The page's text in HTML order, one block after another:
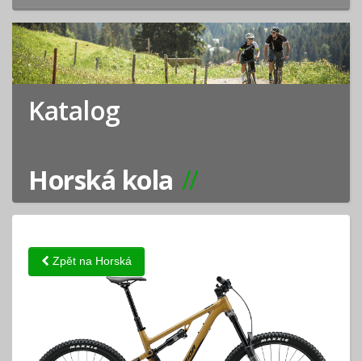
Katalog
Horská kola
Zpět na Horská